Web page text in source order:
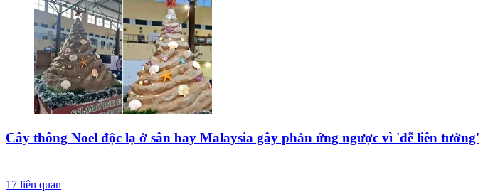
Cây thông Noel độc lạ ở sân bay Malaysia gây phản ứng ngược vì 'dễ liên tưởng'
17 liên quan